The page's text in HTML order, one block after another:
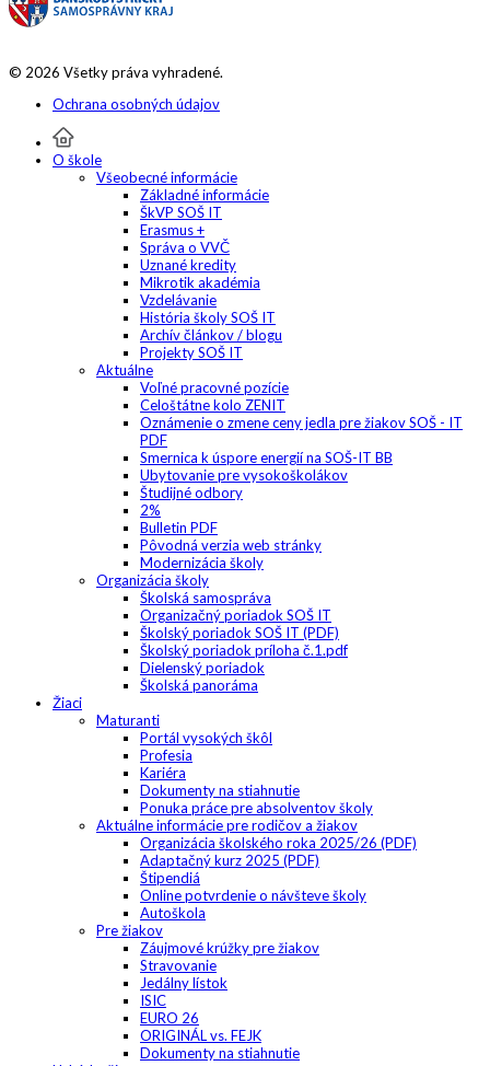
© 2026 Všetky práva vyhradené.
Ochrana osobných údajov
O škole
Všeobecné informácie
Základné informácie
ŠkVP SOŠ IT
Erasmus +
Správa o VVČ
Uznané kredity
Mikrotik akadémia
Vzdelávanie
História školy SOŠ IT
Archív článkov / blogu
Projekty SOŠ IT
Aktuálne
Voľné pracovné pozície
Celoštátne kolo ZENIT
Oznámenie o zmene ceny jedla pre žiakov SOŠ - IT
PDF
Smernica k úspore energií na SOŠ-IT BB
Ubytovanie pre vysokoškolákov
Študijné odbory
2%
Bulletin PDF
Pôvodná verzia web stránky
Modernizácia školy
Organizácia školy
Školská samospráva
Organizačný poriadok SOŠ IT
Školský poriadok SOŠ IT (PDF)
Školský poriadok príloha č.1.pdf
Dielenský poriadok
Školská panoráma
Žiaci
Maturanti
Portál vysokých škôl
Profesia
Kariéra
Dokumenty na stiahnutie
Ponuka práce pre absolventov školy
Aktuálne informácie pre rodičov a žiakov
Organizácia školského roka 2025/26 (PDF)
Adaptačný kurz 2025 (PDF)
Štipendiá
Online potvrdenie o návšteve školy
Autoškola
Pre žiakov
Záujmové krúžky pre žiakov
Stravovanie
Jedálny lístok
ISIC
EURO 26
ORIGINÁL vs. FEJK
Dokumenty na stiahnutie